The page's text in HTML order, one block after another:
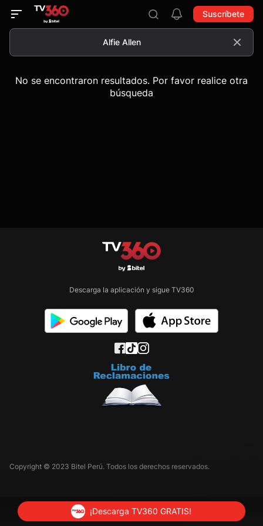
Suscríbete
No se encontraron resultados. Por favor realice otra
búsqueda
Descarga la aplicación y sigue TV360
Copyright © 2023 Bitel Perú. Todos los derechos reservados.
¡Descarga TV360 GRATIS!